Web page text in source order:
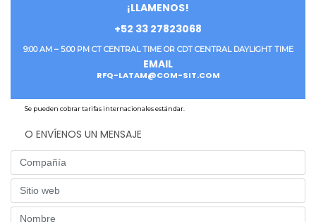
¡LLAMENOS!
+52 33 27823068
9:00 AM – 5:00 PM CT CENTRAL TIME OR CDT CENTRAL DAYLIGHT TIME
EMAIL
RFQ-LATAM@COM-SIT.COM
Se pueden cobrar tarifas internacionales estándar.
O ENVÍENOS UN MENSAJE
Company
Website
Name